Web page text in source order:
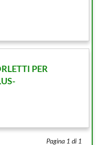
PER
Pagina 1 di 1